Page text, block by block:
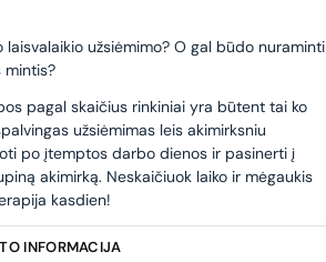
laisvalaikio užsiėmimo? O gal būdo nuraminti
mintis?
pagal skaičius rinkiniai yra būtent tai ko
užsiėmimas leis akimirksniu
po įtemptos darbo dienos ir pasinerti į
akimirką. Neskaičiuok laiko ir mėgaukis
kasdien!
INFORMACIJA